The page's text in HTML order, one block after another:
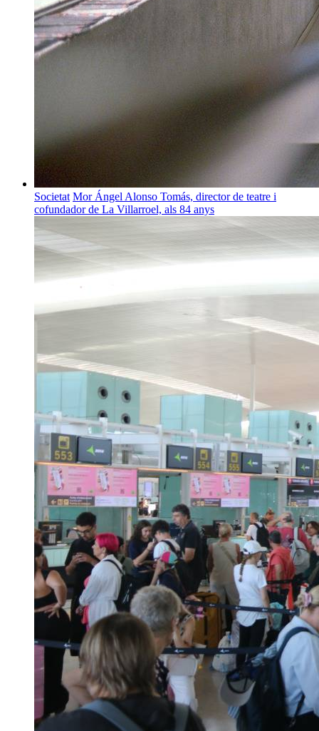
Societat Mor Ángel Alonso Tomás, director de teatre i
cofundador de La Villarroel, als 84 anys